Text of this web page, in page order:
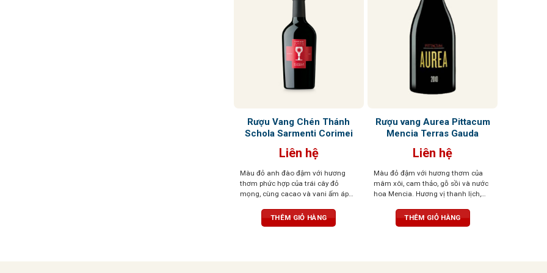
Rượu Vang Chén Thánh
Schola Sarmenti Corimei
Liên hệ
Màu đỏ anh đào đậm với hương
thơm phức hợp của trái cây đỏ
mọng, cùng cacao và vani ấm áp
mềm mượt, dư vị cân bằng và
thanh lịch
THÊM GIỎ HÀNG
Rượu vang Aurea Pittacum
Mencia Terras Gauda
Liên hệ
Màu đỏ đậm với hương thơm của
mâm xôi, cam thảo, gỗ sồi và nước
hoa Mencia. Hương vị thanh lịch,
bằng và tươi mát, dư vị bền bỉ
THÊM GIỎ HÀNG